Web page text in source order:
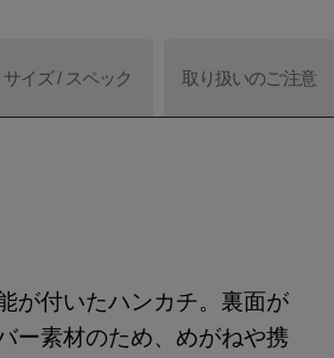
サイズ / スペック 取り扱いのご注意
が付いたハンカチ。裏面が
ー素材のため、めがねや携